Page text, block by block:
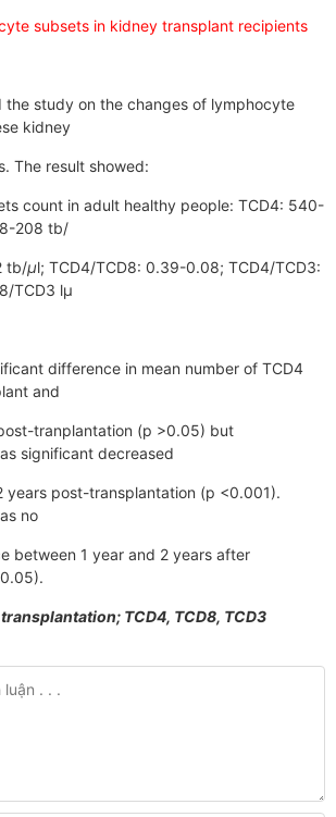
subsets in kidney transplant recipients
the study on the changes of lymphocyte
kidney
The result showed:
count in adult healthy people: TCD4: 540-
208 tb/
tb/μl; TCD4/TCD8: 0.39-0.08; TCD4/TCD3:
TCD3 lμ
difference in mean number of TCD4
and
tranplantation (p >0.05) but
significant decreased
years post-transplantation (p <0.001).
no
between 1 year and 2 years after
TCD4, TCD8, TCD3